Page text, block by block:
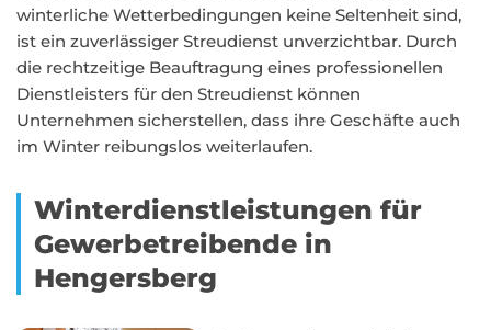
winterliche Wetterbedingungen keine Seltenheit sind,
ist ein zuverlässiger Streudienst unverzichtbar. Durch
die rechtzeitige Beauftragung eines professionellen
Dienstleisters für den Streudienst können
Unternehmen sicherstellen, dass ihre Geschäfte auch
im Winter reibungslos weiterlaufen.
Winterdienstleistungen für
Gewerbetreibende in
Hengersberg